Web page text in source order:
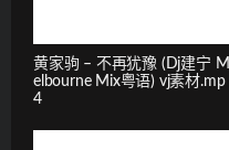
黄家驹 – 不再犹豫 (Dj建宁 M
elbourne Mix粤语) vj素材.mp
4